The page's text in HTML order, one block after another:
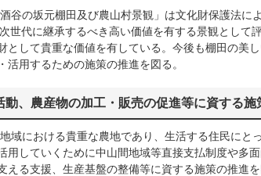
谷の坂元棚田及び農山村景観」は文化財保護法に
世代に継承するべき高い価値を有する景観として
として貴重な価値を有している。今後も棚田の美
活用するための施策の推進を図る。
動、農産物の加工・販売の促進等に資する施
域における貴重な農地であり、生活する住民にと
用していくために中山間地域等直接支払制度や多
える支援、生産基盤の整備等に資する施策の推進を